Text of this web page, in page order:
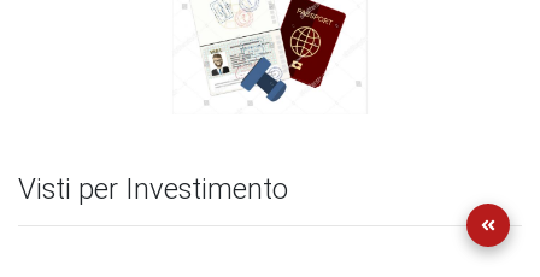
Visti per Investimento